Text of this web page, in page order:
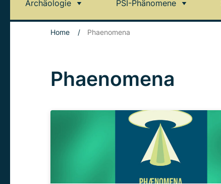
Archäologie PSI-Phänomene
Home / Phaenomena
Phaenomena